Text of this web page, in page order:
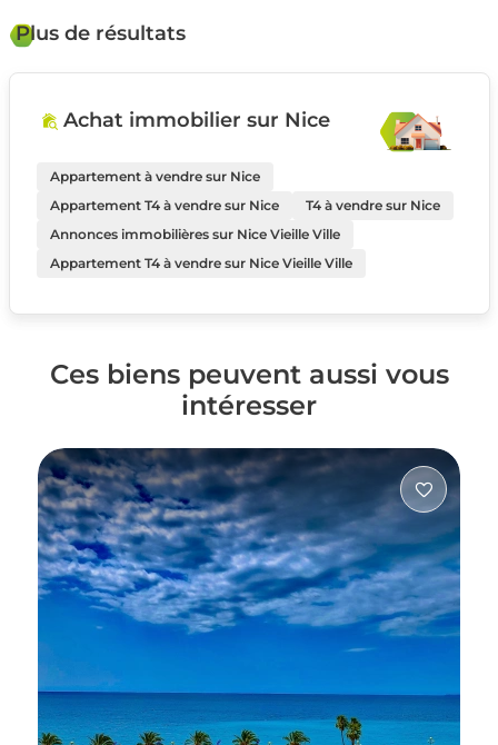
Plus de résultats
Achat immobilier sur Nice
Appartement à vendre sur Nice
Appartement T4 à vendre sur Nice
T4 à vendre sur Nice
Annonces immobilières sur Nice Vieille Ville
Appartement T4 à vendre sur Nice Vieille Ville
Ces biens peuvent aussi vous
intéresser